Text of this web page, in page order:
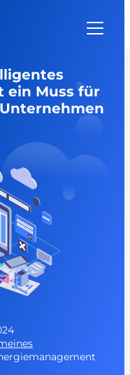
ein Muss für